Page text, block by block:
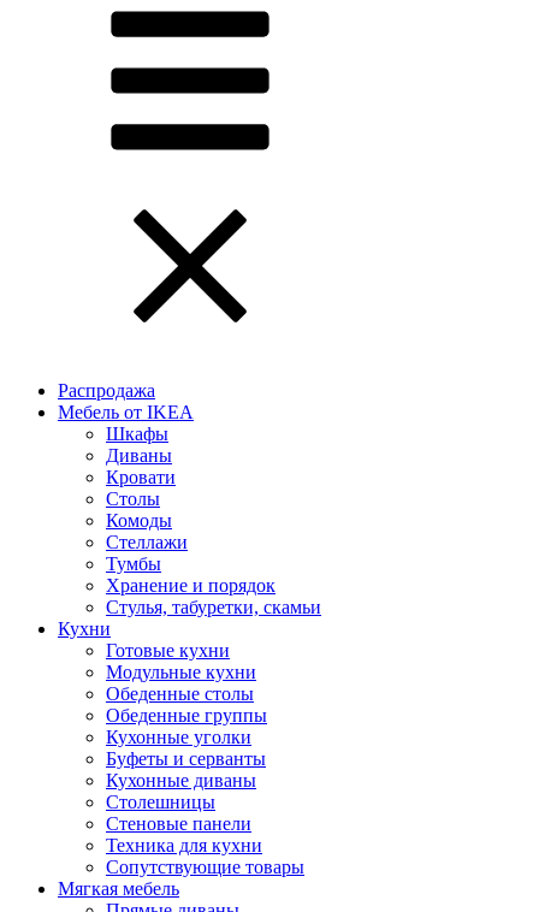
Распродажа
Мебель от IKEA
Шкафы
Диваны
Кровати
Столы
Комоды
Стеллажи
Тумбы
Хранение и порядок
Стулья, табуретки, скамьи
Кухни
Готовые кухни
Модульные кухни
Обеденные столы
Обеденные группы
Кухонные уголки
Буфеты и серванты
Кухонные диваны
Столешницы
Стеновые панели
Техника для кухни
Сопутствующие товары
Мягкая мебель